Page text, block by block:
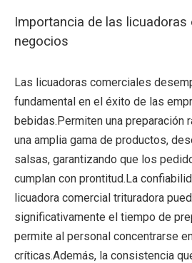
Importancia de las
negocios
Las licuadoras comerciales
fundamental en el éxito de las
bebidas.Permiten una preparación
una amplia gama de productos,
salsas, garantizando que los
cumplan con prontitud.La
licuadora comercial trituradora
significativamente el tiempo de
permite al personal concentrarse
críticas.Además, la consistencia